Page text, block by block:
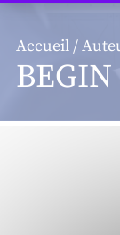
Accueil/